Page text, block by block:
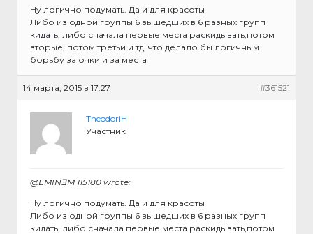
Ну логично подумать. Да и для красоты
Либо из одной группы 6 вышедших в 6 разных групп
кидать, либо сначала первые места раскидывать,потом
вторые, потом третьи и тд, что делало бы логичным
борьбу за очки и за места
14 марта, 2015 в 17:27 #361521
TheodoriH
Участник
@EMINƎM 115180 wrote:
Ну логично подумать. Да и для красоты
Либо из одной группы 6 вышедших в 6 разных групп
кидать, либо сначала первые места раскидывать,потом